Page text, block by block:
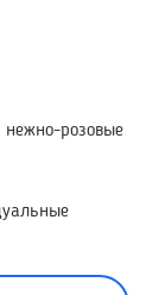
нежно-розовые